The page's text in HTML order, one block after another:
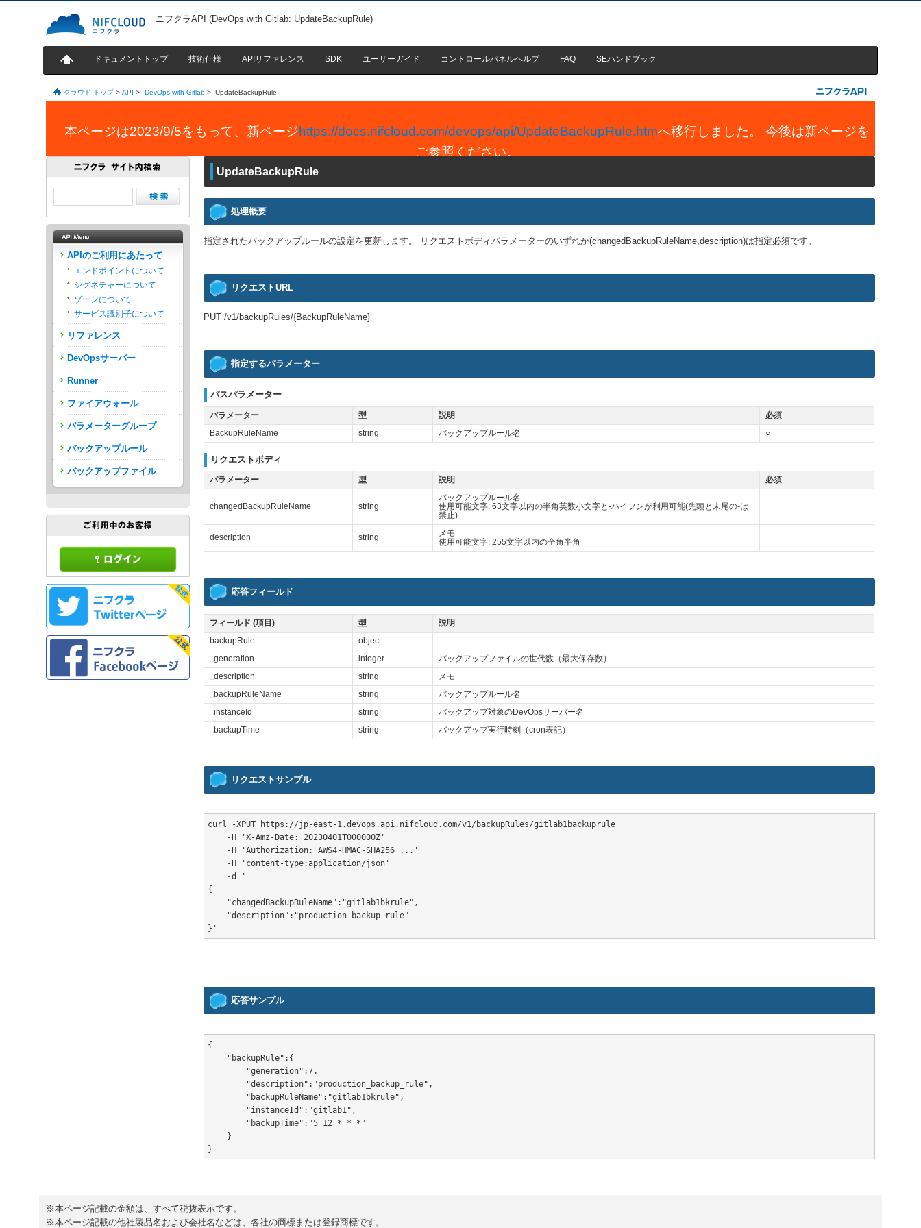
ニフクラAPI (DevOps with Gitlab: UpdateBackupRule)
ドキュメントトップ 技術仕様 APIリファレンス SDK ユーザーガイド コントロールパネルヘルプ FAQ SEハンドブック
クラウド トップ > API > DevOps with Gitlab > UpdateBackupRule
本ページは2023/9/5をもって、新ページhttps://docs.nifcloud.com/devops/api/UpdateBackupRule.htmへ移行しました。 今後は新ページを
ご参照ください。
UpdateBackupRule
処理概要
指定されたバックアップルールの設定を更新します。 リクエストボディパラメーターのいずれか(changedBackupRuleName,description)は指定必須です。
リクエストURL
PUT /v1/backupRules/{BackupRuleName}
指定するパラメーター
パスパラメーター
パラメーター 型 説明 必須
BackupRuleName string バックアップルール名 ○
リクエストボディ
パラメーター 型 説明 必須
changedBackupRuleName string
バックアップルール名
使用可能文字: 63文字以内の半角英数小文字と-ハイフンが利用可能(先頭と末尾の-は
禁止)
description string
メモ
使用可能文字: 255文字以内の全角半角
応答フィールド
フィールド (項目) 型 説明
backupRule object
␣generation integer バックアップファイルの世代数（最大保存数）
␣description string メモ
␣backupRuleName string バックアップルール名
␣instanceId string バックアップ対象のDevOpsサーバー名
␣backupTime string バックアップ実行時刻（cron表記）
リクエストサンプル
curl -XPUT https://jp-east-1.devops.api.nifcloud.com/v1/backupRules/gitlab1backuprule
    -H 'X-Amz-Date: 20230401T000000Z'
    -H 'Authorization: AWS4-HMAC-SHA256 ...'
    -H 'content-type:application/json'
    -d '
{
    "changedBackupRuleName":"gitlab1bkrule",
    "description":"production_backup_rule"
応答サンプル
{
    "backupRule":{
        "generation":7,
        "description":"production_backup_rule",
        "backupRuleName":"gitlab1bkrule",
        "instanceId":"gitlab1",
        "backupTime":"5 12 * * *"
    }
}
APIのご利用にあたって
エンドポイントについて
シグネチャーについて
ゾーンについて
サービス識別子について
リファレンス
DevOpsサーバー
Runner
ファイアウォール
パラメーターグループ
バックアップルール
バックアップファイル
※本ページ記載の金額は、すべて税抜表示です。
※本ページ記載の他社製品名および会社名などは、各社の商標または登録商標です。